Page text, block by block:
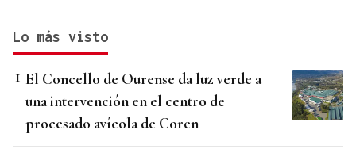
Lo más visto
El Concello de Ourense da luz verde a
una intervención en el centro de
procesado avícola de Coren